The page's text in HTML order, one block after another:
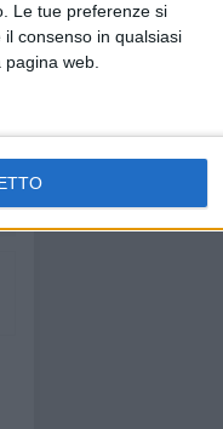
Le tue preferenze si
consenso in qualsiasi
web.